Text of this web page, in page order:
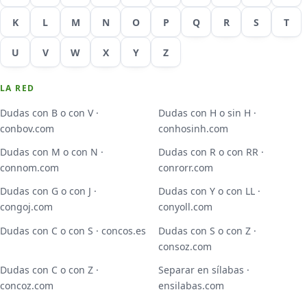
K L M N O P Q R S T
U V W X Y Z
LA RED
Dudas con B o con V ·
conbov.com
Dudas con H o sin H ·
conhosinh.com
Dudas con M o con N ·
connom.com
Dudas con R o con RR ·
conrorr.com
Dudas con G o con J ·
congoj.com
Dudas con Y o con LL ·
conyoll.com
Dudas con C o con S · concos.es
Dudas con S o con Z ·
consoz.com
Dudas con C o con Z ·
concoz.com
Separar en sílabas ·
ensilabas.com